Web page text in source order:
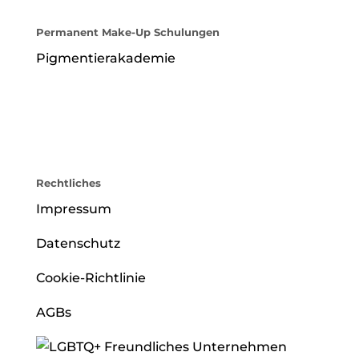
Permanent Make-Up Schulungen
Pigmentierakademie
Rechtliches
Impressum
Datenschutz
Cookie-Richtlinie
AGBs